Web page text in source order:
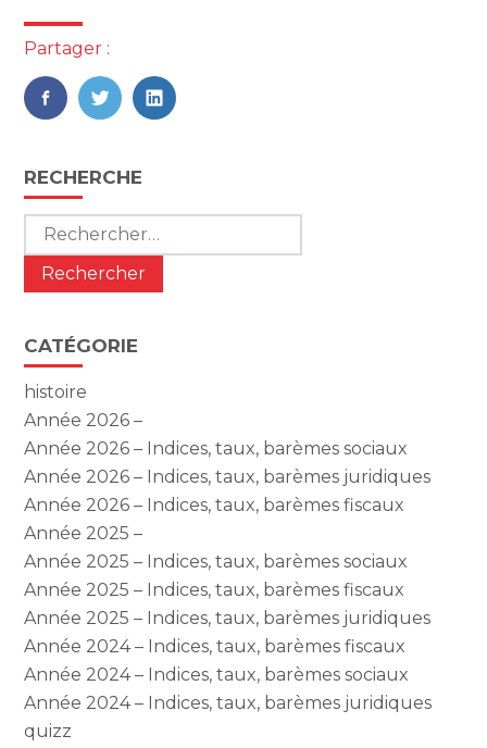
Partager :
FaceBook
TwitterLinkedIn
Blog
sidebar
RECHERCHE
Rechercher :
CATÉGORIE
histoire
Année 2026 –
Année 2026 – Indices, taux, barèmes sociaux
Année 2026 – Indices, taux, barèmes juridiques
Année 2026 – Indices, taux, barèmes fiscaux
Année 2025 –
Année 2025 – Indices, taux, barèmes sociaux
Année 2025 – Indices, taux, barèmes fiscaux
Année 2025 – Indices, taux, barèmes juridiques
Année 2024 – Indices, taux, barèmes fiscaux
Année 2024 – Indices, taux, barèmes sociaux
Année 2024 – Indices, taux, barèmes juridiques
quizz